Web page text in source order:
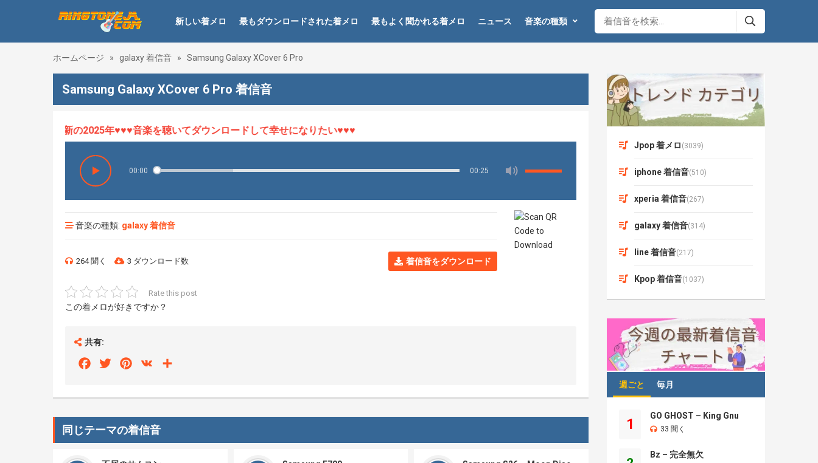
新しい着メロ 最もダウンロードされた着メロ 最もよく聞かれる着メロ ニュース 音楽の種類
ホームページ » galaxy 着信音 » Samsung Galaxy XCover 6 Pro
Samsung Galaxy XCover 6 Pro 着信音
HOT、最新の2025年♥♥♥音楽を聴いてダウンロードして幸せになりたい♥♥♥
00:00 00:25
音楽の種類: galaxy 着信音
264 聞く 3 ダウンロード数 着信音をダウンロード
Rate this post
この着メロが好きですか？
共有:
FacebookTwitterPinterest
VK
同じテーマの着信音
Jpop 着メロ (3039)
iphone 着信音(510)
xperia 着信音(267)
galaxy 着信音(314)
line 着信音(217)
Kpop 着信音(1037)
週ごと 毎月
1
GO GHOST – King Gnu
33 聞く
Bz – 完全無欠